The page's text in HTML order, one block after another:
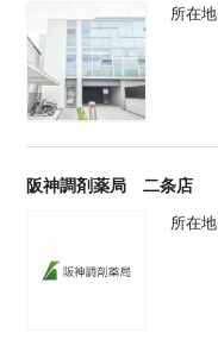
所在地
阪神調剤薬局 二条店
所在地